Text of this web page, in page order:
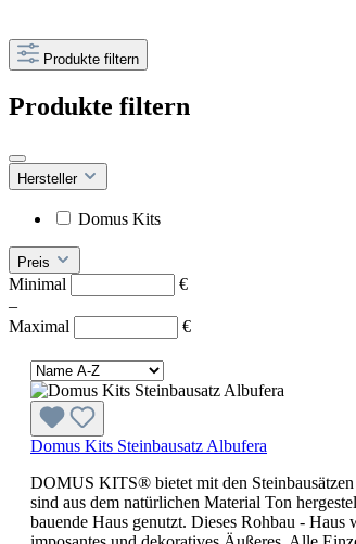
Produkte filtern
Produkte filtern
Hersteller
Domus Kits
Preis
Minimal
€
–
Maximal
€
Domus Kits Steinbausatz Albufera
DOMUS KITS® bietet mit den
sind aus dem natürlichen Material Ton
bauende Haus genutzt. Dieses Rohbau -